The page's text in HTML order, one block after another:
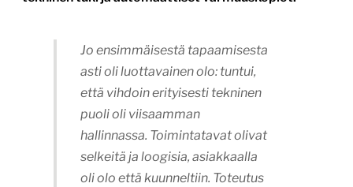
Jo ensimmäisestä tapaamisesta
asti oli luottavainen olo: tuntui,
että vihdoin erityisesti tekninen
puoli oli viisaamman
hallinnassa. Toimintatavat olivat
selkeitä ja loogisia, asiakkaalla
oli olo että kuunneltiin. Toteutus